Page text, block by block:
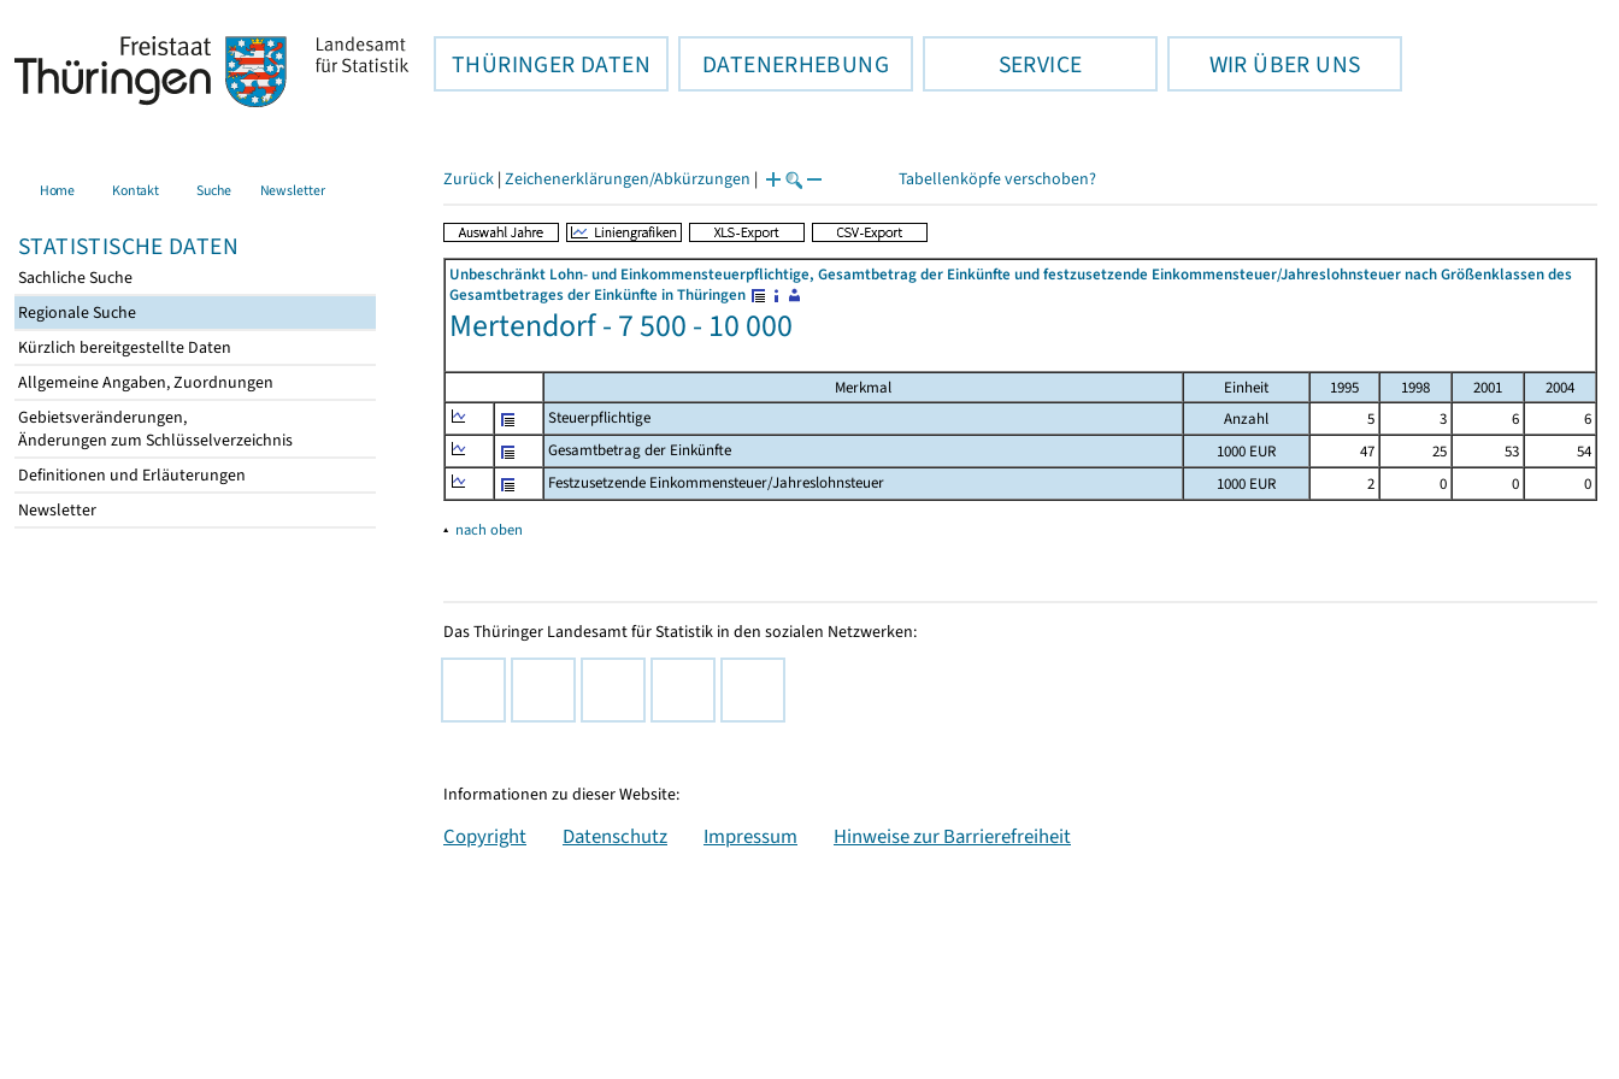
THÜRINGER DATEN DATENERHEBUNG SERVICE WIR ÜBER UNS
Home Kontakt Suche Newsletter
STATISTISCHE DATEN
Sachliche Suche
Regionale Suche
Kürzlich bereitgestellte Daten
Allgemeine Angaben, Zuordnungen
Gebietsveränderungen,
Änderungen zum Schlüsselverzeichnis
Definitionen und Erläuterungen
Newsletter
Zurück | Zeichenerklärungen/Abkürzungen | Tabellenköpfe verschoben?
Unbeschränkt Lohn- und Einkommensteuerpflichtige, Gesamtbetrag der Einkünfte und festzusetzende Einkommensteuer/Jahreslohnsteuer nach Größenklassen des
Gesamtbetrages der Einkünfte in Thüringen
Mertendorf - 7 500 - 10 000
Merkmal Einheit 1995 1998 2001
2004
Steuerpflichtige
Anzahl 5 3 6
6
Gesamtbetrag der Einkünfte
1000 EUR 47 25 53
54
Festzusetzende Einkommensteuer/Jahreslohnsteuer
1000 EUR 2 0 0 0
▴ nach oben
Das Thüringer Landesamt für Statistik in den sozialen Netzwerken:
Informationen zu dieser Website:
Copyright Datenschutz Impressum Hinweise zur Barrierefreiheit